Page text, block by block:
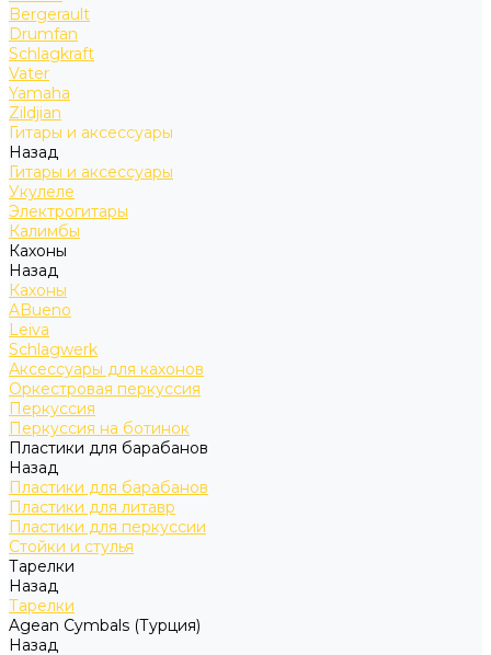
Bergerault
Drumfan
Schlagkraft
Vater
Yamaha
Zildjian
Гитары и аксессуары
Назад
Гитары и аксессуары
Укулеле
Электрогитары
Калимбы
Кахоны
Назад
Кахоны
ABueno
Leiva
Schlagwerk
Аксессуары для кахонов
Оркестровая перкуссия
Перкуссия
Перкуссия на ботинок
Пластики для барабанов
Назад
Пластики для барабанов
Пластики для литавр
Пластики для перкуссии
Стойки и стулья
Тарелки
Назад
Тарелки
Agean Cymbals (Турция)
Назад